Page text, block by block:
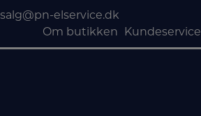
salg@pn-elservice.dk
Om butikken
Kundeservice